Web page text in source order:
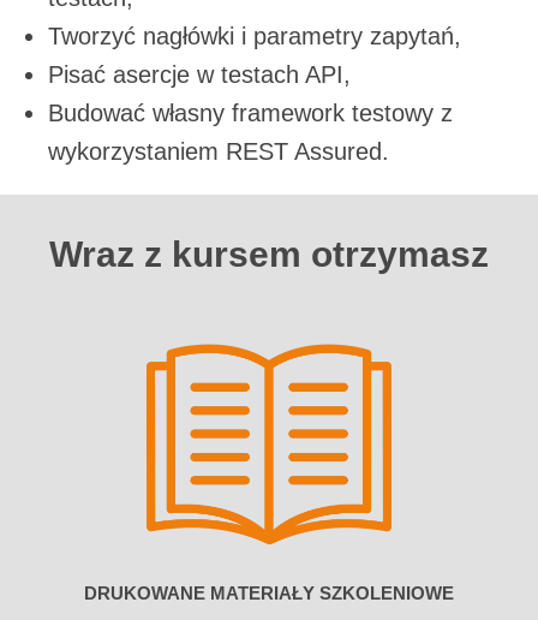
Tworzyć nagłówki i parametry zapytań,
Pisać asercje w testach API,
Budować własny framework testowy z
wykorzystaniem REST Assured.
Wraz z kursem otrzymasz
DRUKOWANE MATERIAŁY SZKOLENIOWE